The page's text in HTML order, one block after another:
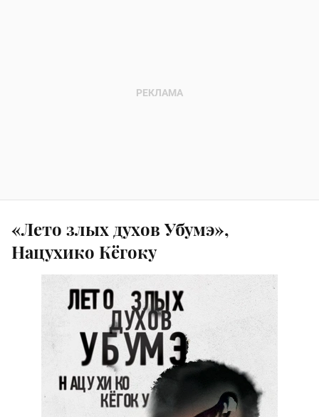
«Лето злых духов Убумэ»,
Нацухико Кёгоку